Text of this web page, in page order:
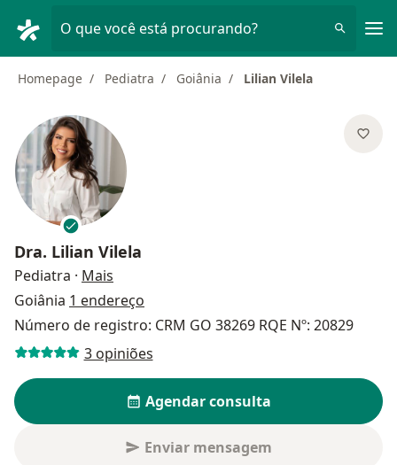
O que você está procurando?
Homepage Pediatra Goiânia Lilian Vilela
Dra. Lilian Vilela
Pediatra · Mais
Goiânia 1 endereço
Número de registro: CRM GO 38269 RQE Nº: 20829
3 opiniões
Agendar consulta
Enviar mensagem